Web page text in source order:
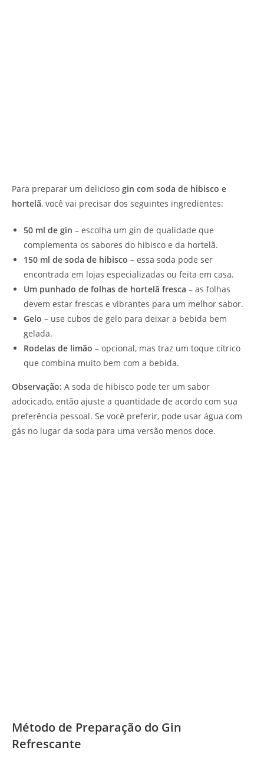
Para preparar um delicioso gin com soda de hibisco e
hortelã, você vai precisar dos seguintes ingredientes:
50 ml de gin – escolha um gin de qualidade que
complementa os sabores do hibisco e da hortelã.
150 ml de soda de hibisco – essa soda pode ser
encontrada em lojas especializadas ou feita em casa.
Um punhado de folhas de hortelã fresca – as folhas
devem estar frescas e vibrantes para um melhor sabor.
Gelo – use cubos de gelo para deixar a bebida bem
gelada.
Rodelas de limão – opcional, mas traz um toque cítrico
que combina muito bem com a bebida.
Observação: A soda de hibisco pode ter um sabor
adocicado, então ajuste a quantidade de acordo com sua
preferência pessoal. Se você preferir, pode usar água com
gás no lugar da soda para uma versão menos doce.
Método de Preparação do Gin
Refrescante